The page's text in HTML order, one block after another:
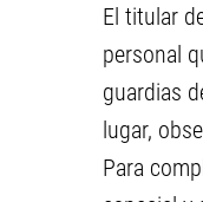
El titular
personal
guardias
lugar,
Para